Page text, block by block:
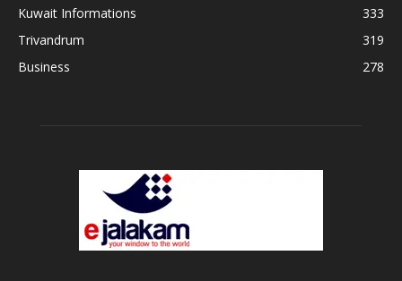
Kuwait Informations
333
Trivandrum
319
Business
278